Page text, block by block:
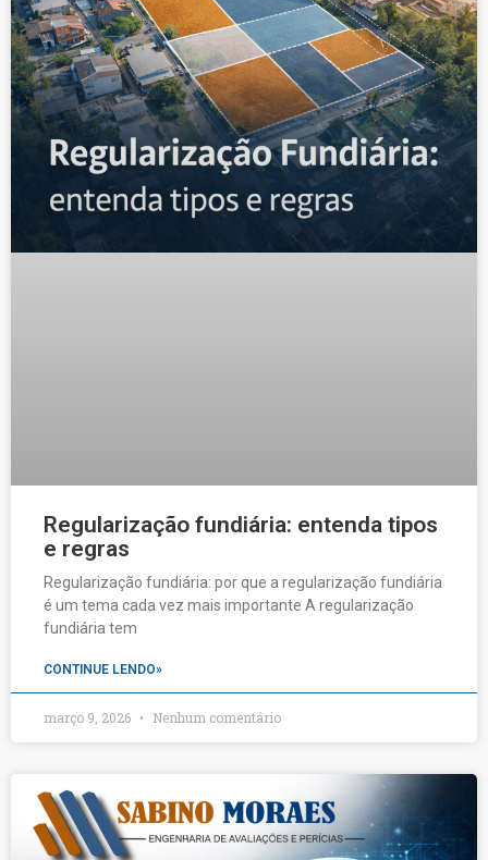
Regularização fundiária: entenda tipos
e regras
Regularização fundiária: por que a regularização fundiária
é um tema cada vez mais importante A regularização
fundiária tem
CONTINUE LENDO»
março 9, 2026 Nenhum comentário